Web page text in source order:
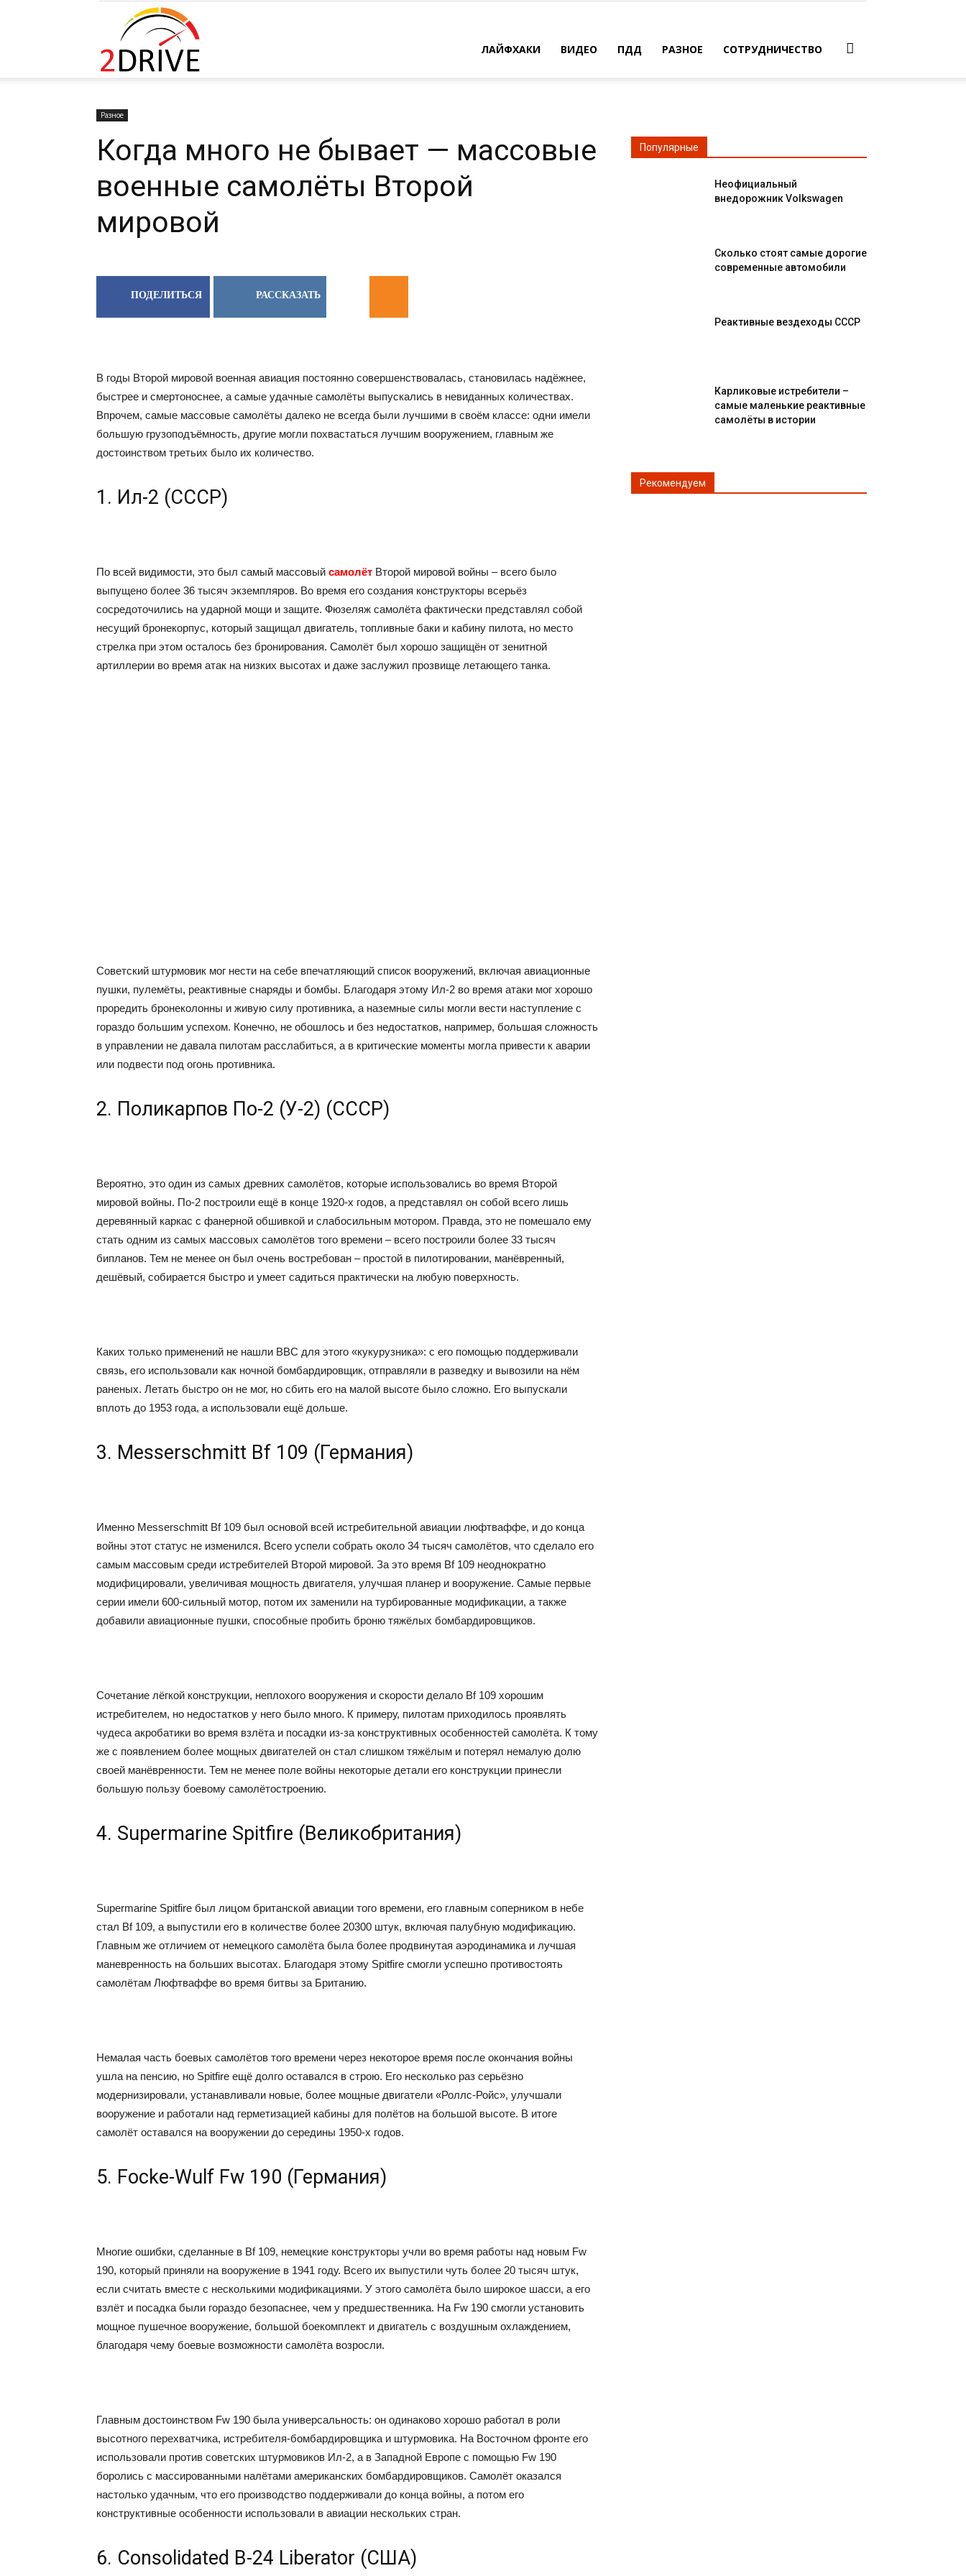
ЛАЙФХАКИ ВИДЕО ПДД РАЗНОЕ СОТРУДНИЧЕСТВО
Разное
Когда много не бывает — массовые
военные самолёты Второй
мировой
ПОДЕЛИТЬСЯ РАССКАЗАТЬ
В годы Второй мировой военная авиация постоянно совершенствовалась, становилась надёжнее,
быстрее и смертоноснее, а самые удачные самолёты выпускались в невиданных количествах.
Впрочем, самые массовые самолёты далеко не всегда были лучшими в своём классе: одни имели
большую грузоподъёмность, другие могли похвастаться лучшим вооружением, главным же
достоинством третьих было их количество.
1. Ил-2 (СССР)
По всей видимости, это был самый массовый самолёт Второй мировой войны – всего было
выпущено более 36 тысяч экземпляров. Во время его создания конструкторы всерьёз
сосредоточились на ударной мощи и защите. Фюзеляж самолёта фактически представлял собой
несущий бронекорпус, который защищал двигатель, топливные баки и кабину пилота, но место
стрелка при этом осталось без бронирования. Самолёт был хорошо защищён от зенитной
артиллерии во время атак на низких высотах и даже заслужил прозвище летающего танка.
Советский штурмовик мог нести на себе впечатляющий список вооружений, включая авиационные
пушки, пулемёты, реактивные снаряды и бомбы. Благодаря этому Ил-2 во время атаки мог хорошо
проредить бронеколонны и живую силу противника, а наземные силы могли вести наступление с
гораздо большим успехом. Конечно, не обошлось и без недостатков, например, большая сложность
в управлении не давала пилотам расслабиться, а в критические моменты могла привести к аварии
или подвести под огонь противника.
2. Поликарпов По-2 (У-2) (СССР)
Вероятно, это один из самых древних самолётов, которые использовались во время Второй
мировой войны. По-2 построили ещё в конце 1920-х годов, а представлял он собой всего лишь
деревянный каркас с фанерной обшивкой и слабосильным мотором. Правда, это не помешало ему
стать одним из самых массовых самолётов того времени – всего построили более 33 тысяч
бипланов. Тем не менее он был очень востребован – простой в пилотировании, манёвренный,
дешёвый, собирается быстро и умеет садиться практически на любую поверхность.
Каких только применений не нашли ВВС для этого «кукурузника»: с его помощью поддерживали
связь, его использовали как ночной бомбардировщик, отправляли в разведку и вывозили на нём
раненых. Летать быстро он не мог, но сбить его на малой высоте было сложно. Его выпускали
вплоть до 1953 года, а использовали ещё дольше.
3. Messerschmitt Bf 109 (Германия)
Именно Messerschmitt Bf 109 был основой всей истребительной авиации люфтваффе, и до конца
войны этот статус не изменился. Всего успели собрать около 34 тысяч самолётов, что сделало его
самым массовым среди истребителей Второй мировой. За это время Bf 109 неоднократно
модифицировали, увеличивая мощность двигателя, улучшая планер и вооружение. Самые первые
серии имели 600-сильный мотор, потом их заменили на турбированные модификации, а также
добавили авиационные пушки, способные пробить броню тяжёлых бомбардировщиков.
Сочетание лёгкой конструкции, неплохого вооружения и скорости делало Bf 109 хорошим
истребителем, но недостатков у него было много. К примеру, пилотам приходилось проявлять
чудеса акробатики во время взлёта и посадки из-за конструктивных особенностей самолёта. К тому
же с появлением более мощных двигателей он стал слишком тяжёлым и потерял немалую долю
своей манёвренности. Тем не менее поле войны некоторые детали его конструкции принесли
большую пользу боевому самолётостроению.
4. Supermarine Spitfire (Великобритания)
Supermarine Spitfire был лицом британской авиации того времени, его главным соперником в небе
стал Bf 109, а выпустили его в количестве более 20300 штук, включая палубную модификацию.
Главным же отличием от немецкого самолёта была более продвинутая аэродинамика и лучшая
маневренность на больших высотах. Благодаря этому Spitfire смогли успешно противостоять
самолётам Люфтваффе во время битвы за Британию.
Немалая часть боевых самолётов того времени через некоторое время после окончания войны
ушла на пенсию, но Spitfire ещё долго оставался в строю. Его несколько раз серьёзно
модернизировали, устанавливали новые, более мощные двигатели «Роллс-Ройс», улучшали
вооружение и работали над герметизацией кабины для полётов на большой высоте. В итоге
самолёт оставался на вооружении до середины 1950-х годов.
5. Focke-Wulf Fw 190 (Германия)
Многие ошибки, сделанные в Bf 109, немецкие конструкторы учли во время работы над новым Fw
190, который приняли на вооружение в 1941 году. Всего их выпустили чуть более 20 тысяч штук,
если считать вместе с несколькими модификациями. У этого самолёта было широкое шасси, а его
взлёт и посадка были гораздо безопаснее, чем у предшественника. На Fw 190 смогли установить
мощное пушечное вооружение, большой боекомплект и двигатель с воздушным охлаждением,
благодаря чему боевые возможности самолёта возросли.
Главным достоинством Fw 190 была универсальность: он одинаково хорошо работал в роли
высотного перехватчика, истребителя-бомбардировщика и штурмовика. На Восточном фронте его
использовали против советских штурмовиков Ил-2, а в Западной Европе с помощью Fw 190
боролись с массированными налётами американских бомбардировщиков. Самолёт оказался
настолько удачным, что его производство поддерживали до конца войны, а потом его
конструктивные особенности использовали в авиации нескольких стран.
6. Consolidated B-24 Liberator (США)
Популярные
Неофициальный
внедорожник Volkswagen
Сколько стоят самые дорогие
современные автомобили
Реактивные вездеходы СССР
Карликовые истребители –
самые маленькие реактивные
самолёты в истории
Рекомендуем